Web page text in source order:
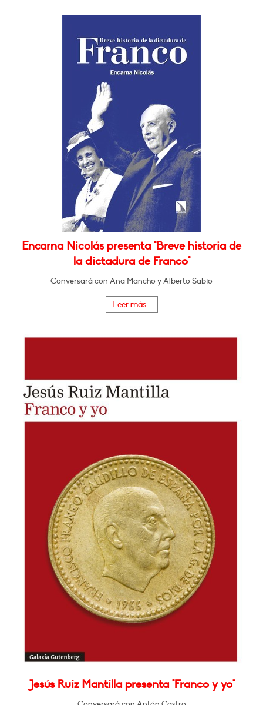
Encarna Nicolás presenta "Breve historia de
la dictadura de Franco"
Conversará con Ana Mancho y Alberto Sabio
Leer más...
Jesús Ruiz Mantilla presenta "Franco y yo"